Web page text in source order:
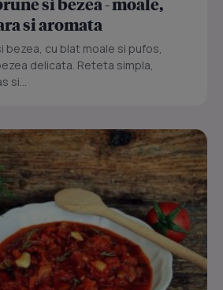
si bezea - moale,
si aromata
bezea, cu blat moale si pufos,
delicata. Reteta simpla,
si...